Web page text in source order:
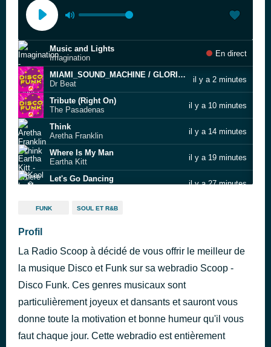
Music and Lights
Imagination
En direct
MIAMI_SOUND_MACHINE / GLORIA ESTEFAN
Dr Beat
il y a 2 minutes
Tribute (Right On)
The Pasadenas
il y a 10 minutes
Think
Aretha Franklin
il y a 14 minutes
Where Is My Man
Eartha Kitt
il y a 19 minutes
Let's Go Dancing
il y a 27 minutes
I Love America
Can't Fake The Feeling
Geraldine Hunt
I Want You Back
The Jackson 5
FUNK SOUL ET R&B
Profil
La Radio Scoop à décidé de vous offrir le meilleur de
la musique Disco et Funk sur sa webradio Scoop -
Disco Funk. Ces genres musicaux sont
particulièrement joyeux et dansants et sauront vous
donne toute la motivation et bonne humeur qu'il vous
faut chaque jour. Cette webradio est entièrement